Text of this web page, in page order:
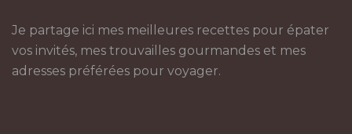
Je partage ici mes meilleures recettes pour épater
vos invités, mes trouvailles gourmandes et mes
adresses préférées pour voyager.